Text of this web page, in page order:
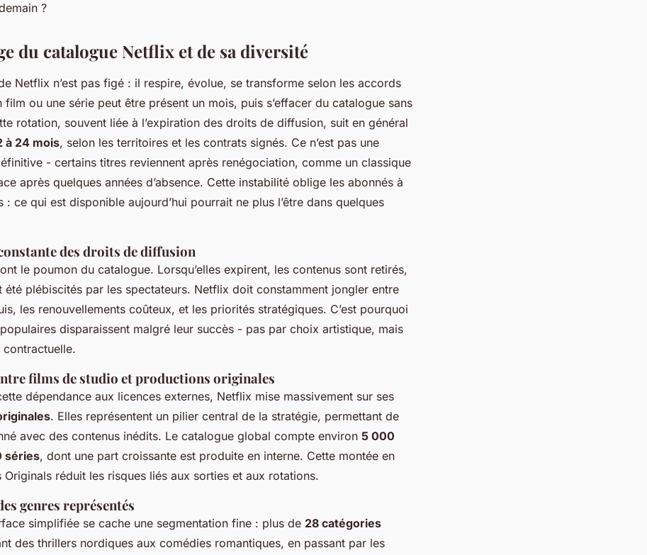
?
du catalogue Netflix et de sa diversité
Netflix n’est pas figé : il respire, évolue, se transforme selon les accords
film ou une série peut être présent un mois, puis s’effacer du catalogue sans
rotation, souvent liée à l’expiration des droits de diffusion, suit en général
à 24 mois, selon les territoires et les contrats signés. Ce n’est pas une
- certains titres reviennent après renégociation, comme un classique
après quelques années d’absence. Cette instabilité oblige les abonnés à
: ce qui est disponible aujourd’hui pourrait ne plus l’être dans quelques
des droits de diffusion
le poumon du catalogue. Lorsqu’elles expirent, les contenus sont retirés,
été plébiscités par les spectateurs. Netflix doit constamment jongler entre
les renouvellements coûteux, et les priorités stratégiques. C’est pourquoi
disparaissent malgré leur succès - pas par choix artistique, mais
films de studio et productions originales
dépendance aux licences externes, Netflix mise massivement sur ses
. Elles représentent un pilier central de la stratégie, permettant de
avec des contenus inédits. Le catalogue global compte environ 5 000
séries, dont une part croissante est produite en interne. Cette montée en
Originals réduit les risques liés aux sorties et aux rotations.
genres représentés
simplifiée se cache une segmentation fine : plus de 28 catégories
des thrillers nordiques aux comédies romantiques, en passant par les